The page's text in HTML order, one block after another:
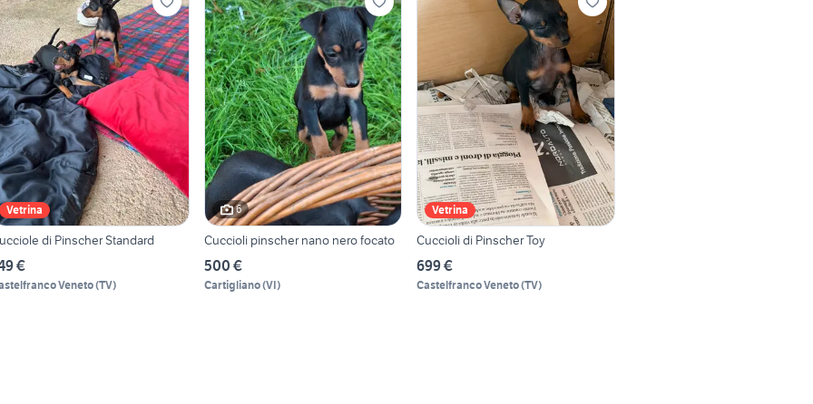
Vetrina
di Pinscher Standard
€
Veneto(TV)
6
Cuccioli pinscher nano nero focato
500 €
Cartigliano(VI)
Vetrina
Cuccioli di Pinscher Toy
699 €
Castelfranco Veneto(TV)